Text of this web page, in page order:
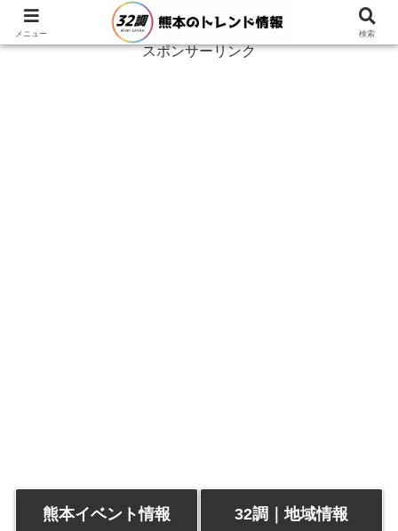
スポンサーリンク
熊本イベント情報 32調｜地域情報
メニュー 検索